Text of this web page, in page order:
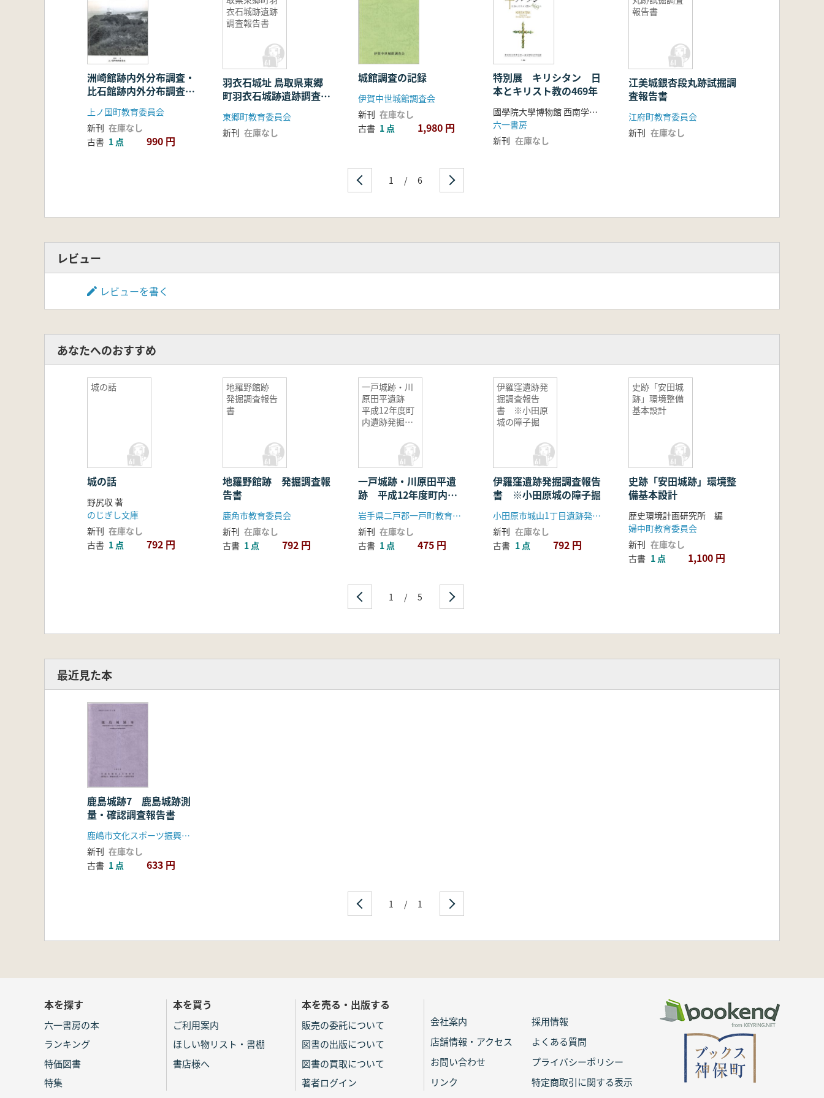
洲崎館跡内外分布調査・
比石館跡内外分布調査・
字向浜地区分布調査
上ノ国町教育委員会
新刊 在庫なし
古書 1 点 990 円
衣石城跡遺跡
調査報告書
羽衣石城址 鳥取県東郷
町羽衣石城跡遺跡調査報
告書
東郷町教育委員会
新刊 在庫なし
城館調査の記録
伊賀中世城館調査会
新刊 在庫なし
古書 1 点 1,980 円
特別展 キリシタン 日
本とキリスト教の469年
國學院大學博物館 西南学院大学博物館 編
六一書房
新刊 在庫なし
報告書
江美城銀杏段丸跡試掘調
査報告書
江府町教育委員会
新刊 在庫なし
1 / 6
レビュー
レビューを書く
あなたへのおすすめ
城の話
城の話
野尻収 著
のじぎし文庫
新刊 在庫なし
古書 1 点 792 円
地羅野館跡
発掘調査報告
書
地羅野館跡 発掘調査報
告書
鹿角市教育委員会
新刊 在庫なし
古書 1 点 792 円
一戸城跡・川
原田平遺跡
平成12年度町
内遺跡発掘調
一戸城跡・川原田平遺
跡 平成12年度町内遺
跡発掘調査報告書
岩手県二戸郡一戸町教育委員会
新刊 在庫なし
古書 1 点 475 円
伊羅窪遺跡発
掘調査報告
書 ※小田原
城の障子掘
伊羅窪遺跡発掘調査報告
書 ※小田原城の障子掘
小田原市城山1丁目遺跡発掘調査団
新刊 在庫なし
古書 1 点 792 円
史跡「安田城
跡」環境整備
基本設計
史跡「安田城跡」環境整
備基本設計
歴史環境計画研究所 編
婦中町教育委員会
新刊 在庫なし
古書 1 点 1,100 円
1 / 5
最近見た本
鹿島城跡7 鹿島城跡測
量・確認調査報告書
鹿嶋市文化スポーツ振興事業団
新刊 在庫なし
古書 1 点 633 円
1 / 1
本を探す
六一書房の本
ランキング
特価図書
特集
本を買う
ご利用案内
ほしい物リスト・書棚
書店様へ
本を売る・出版する
販売の委託について
図書の出版について
図書の買取について
著者ログイン
会社案内
採用情報
店舗情報・アクセス
よくある質問
お問い合わせ
プライバシーポリシー
リンク
特定商取引に関する表示